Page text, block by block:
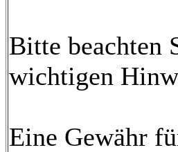
Bitte beachten
wichtigen
Eine Gewähr